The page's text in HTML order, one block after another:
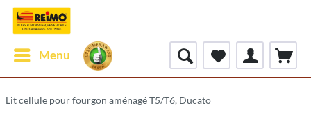
Menu
Lit cellule pour fourgon aménagé T5/T6, Ducato